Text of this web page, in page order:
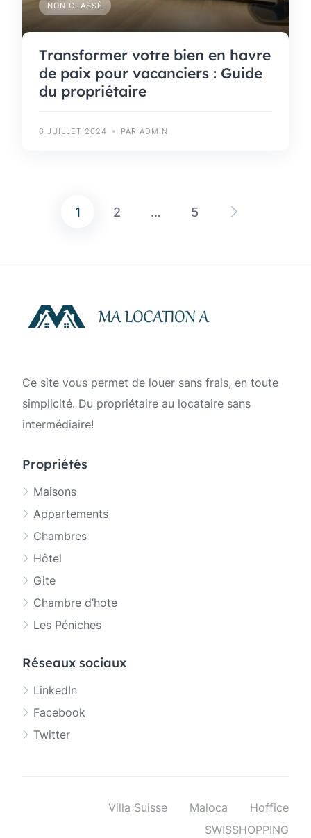
NON CLASSÉ
Transformer votre bien en havre
de paix pour vacanciers : Guide
du propriétaire
6 JUILLET 2024 PAR ADMIN
Pagination
1 2 … 5
Ce site vous permet de louer sans frais, en toute
simplicité. Du propriétaire au locataire sans
intermédiaire!
Propriétés
Maisons
Appartements
Chambres
Hôtel
Gite
Chambre d’hote
Les Péniches
Réseaux sociaux
LinkedIn
Facebook
Twitter
Villa Suisse Maloca
Hoffice
SWISSHOPPING